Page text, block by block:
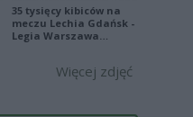
35 tysięcy kibiców na
meczu Lechia Gdańsk -
Legia Warszawa
Więcej zdjęć